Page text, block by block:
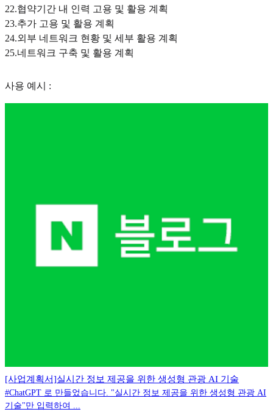
22.협약기간 내 인력 고용 및 활용 계획
23.추가 고용 및 활용 계획
24.외부 네트워크 현황 및 세부 활용 계획
25.네트워크 구축 및 활용 계획
사용 예시 :
[사업계획서]실시간 정보 제공을 위한 생성형 관광 AI 기술
#ChatGPT 로 만들었습니다. "실시간 정보 제공을 위한 생성형 관광 AI
기술"만 입력하여 ...